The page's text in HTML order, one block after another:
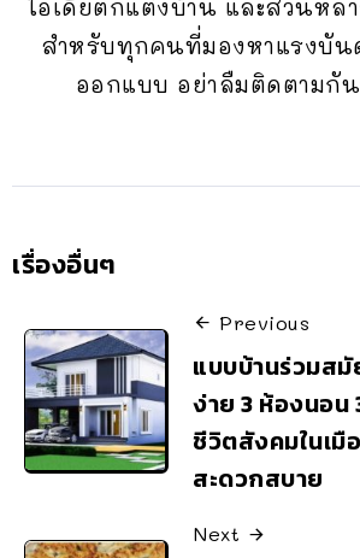
ไอเดียตกแต่งบ้าน และสวนหล
สำหรับทุกคนที่มองหาแรงบัน
ออกแบบ อย่าลืมติดตามกั
เรื่องอื่นๆ
Previous
แบบบ้านร่วมส
ง่าย 3 ห้องนอน
ชีวิตสังคมในเมื
สะดวกสบาย
Next